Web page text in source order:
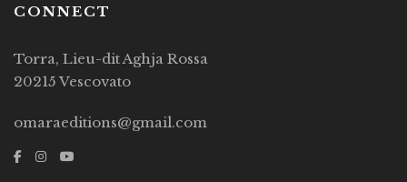
CONNECT
Torra, Lieu-dit Aghja Rossa
20215 Vescovato
omaraeditions@gmail.com